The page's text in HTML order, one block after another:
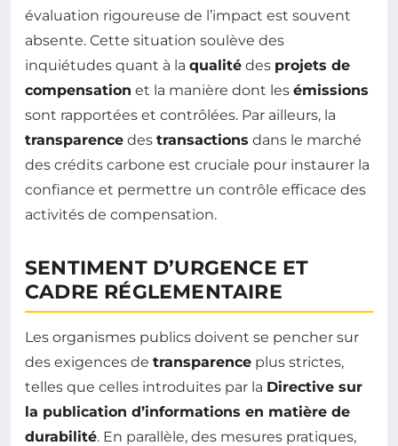
évaluation rigoureuse de l’impact est souvent
absente. Cette situation soulève des
inquiétudes quant à la qualité des projets de
compensation et la manière dont les émissions
sont rapportées et contrôlées. Par ailleurs, la
transparence des transactions dans le marché
des crédits carbone est cruciale pour instaurer la
confiance et permettre un contrôle efficace des
activités de compensation.
SENTIMENT D’URGENCE ET
CADRE RÉGLEMENTAIRE
Les organismes publics doivent se pencher sur
des exigences de transparence plus strictes,
telles que celles introduites par la Directive sur
la publication d’informations en matière de
durabilité. En parallèle, des mesures pratiques,